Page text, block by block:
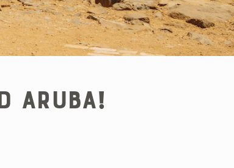
Aruba!